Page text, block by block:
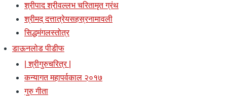
श्रीपाद श्रीवल्लभ चरितामृत ग्रंथ
श्रीमद् दत्तात्रेयसहस्रनामावली
सिद्धमंगलस्तोत्र
डाऊनलोड पीडीफ
| श्रीगुरुचरित्र |
कन्यागत महापर्वकाल २०१७
गुरु गीता